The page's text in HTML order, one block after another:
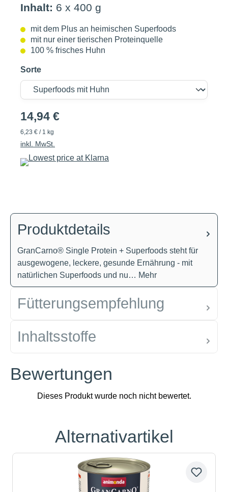
Inhalt: 6 x 400 g
mit dem Plus an heimischen Superfoods
mit nur einer tierischen Proteinquelle
100 % frisches Huhn
Sorte
14,94 €
6,23 € / 1 kg
inkl. MwSt.
Produktdetails
GranCarno® Single Protein + Superfoods steht für
ausgewogene, leckere, gesunde Ernährung - mit
natürlichen Superfoods und nu… Mehr
Fütterungsempfehlung
Inhaltsstoffe
Bewertungen
Produktgalerie überspringen
Alternativartikel